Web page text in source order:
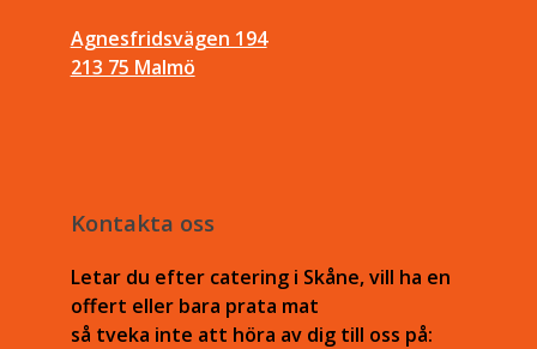
Agnesfridsvägen 194
213 75 Malmö
Kontakta oss
Letar du efter catering i Skåne, vill ha en
offert eller bara prata mat
så tveka inte att höra av dig till oss på: